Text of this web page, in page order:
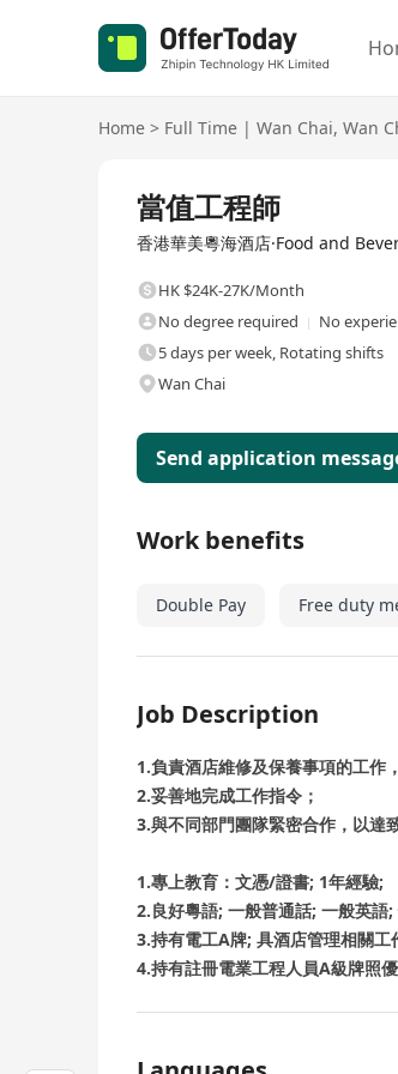
Home > Full Time | Wan Chai, Wan
當值工程師
香港華美粵海酒店·Food and
HK $24K-27K/Month
No degree required
No
5 days per week, Rotating shifts
Wan Chai
Send application
Work benefits
Double Pay Free duty
Job Description
1.負責酒店維修及保養事項的工作
2.妥善地完成工作指令；
3.與不同部門團隊緊密合作，以達
1.專上教育：文憑/證書; 1年經驗;
2.良好粵語; 一般普通話; 一般英語
3.持有電工A牌; 具酒店管理相關工
4.持有註冊電業工程人員A級牌照